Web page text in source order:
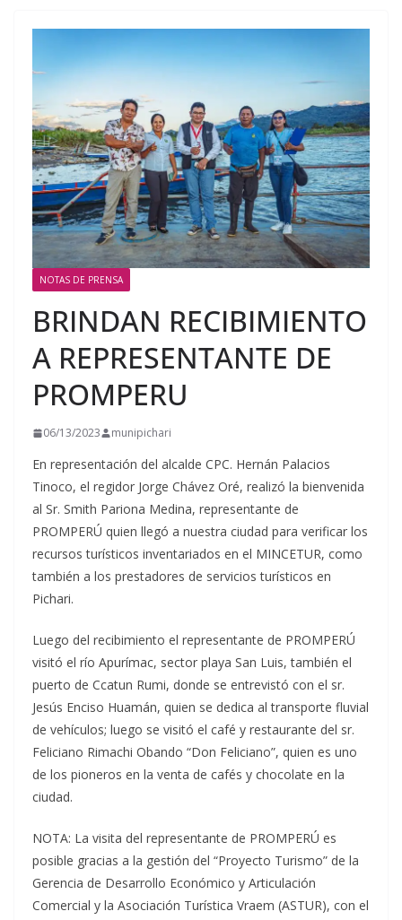
NOTAS DE PRENSA
BRINDAN RECIBIMIENTO
A REPRESENTANTE DE
PROMPERU
06/13/2023 munipichari
En representación del alcalde CPC. Hernán Palacios
Tinoco, el regidor Jorge Chávez Oré, realizó la bienvenida
al Sr. Smith Pariona Medina, representante de
PROMPERÚ quien llegó a nuestra ciudad para verificar los
recursos turísticos inventariados en el MINCETUR, como
también a los prestadores de servicios turísticos en
Pichari.
Luego del recibimiento el representante de PROMPERÚ
visitó el río Apurímac, sector playa San Luis, también el
puerto de Ccatun Rumi, donde se entrevistó con el sr.
Jesús Enciso Huamán, quien se dedica al transporte fluvial
de vehículos; luego se visitó el café y restaurante del sr.
Feliciano Rimachi Obando “Don Feliciano”, quien es uno
de los pioneros en la venta de cafés y chocolate en la
ciudad.
NOTA: La visita del representante de PROMPERÚ es
posible gracias a la gestión del “Proyecto Turismo” de la
Gerencia de Desarrollo Económico y Articulación
Comercial y la Asociación Turística Vraem (ASTUR), con el